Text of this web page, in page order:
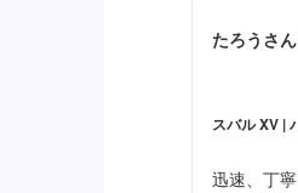
たろうさん
スバル XV |
迅速、丁